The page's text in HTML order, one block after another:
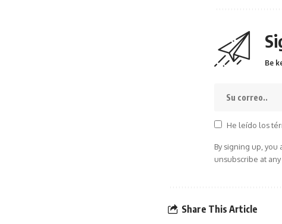
Be
He leído los
By signing up, you
unsubscribe at any
Share This Article